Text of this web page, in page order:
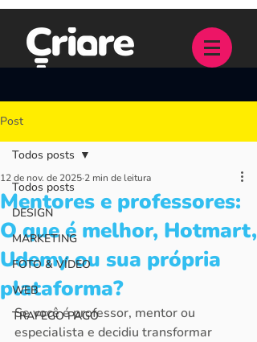
Post
Todos posts
DESIGN
MARKETING
FOTO & VÍDEO
WEB
TRAFEGO PAGO
Todos posts
Mentores e professores:
O que é melhor, Hotmart,
Udemy ou sua própria
plataforma?
12 de nov. de 2025 2 min de leitura
Se você é professor, mentor ou
especialista e decidiu transformar